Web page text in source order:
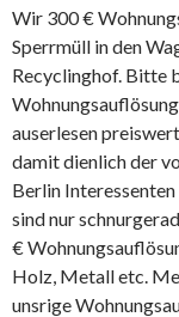
Wir 300 €
Sperrmüll in den
Recyclinghof. Bitte
auserlesen
damit dienlich der
Berlin
sind nur
€
Holz, Metall etc.
unsrige